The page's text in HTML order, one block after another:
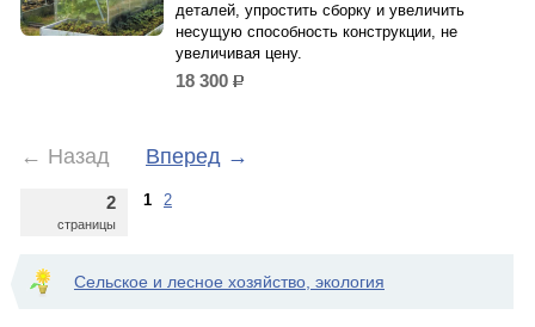
деталей, упростить сборку и увеличить
несущую способность конструкции, не
увеличивая цену.
18 300 р.
← Назад Вперед →
2
страницы
1 2
Сельское и лесное хозяйство, экология